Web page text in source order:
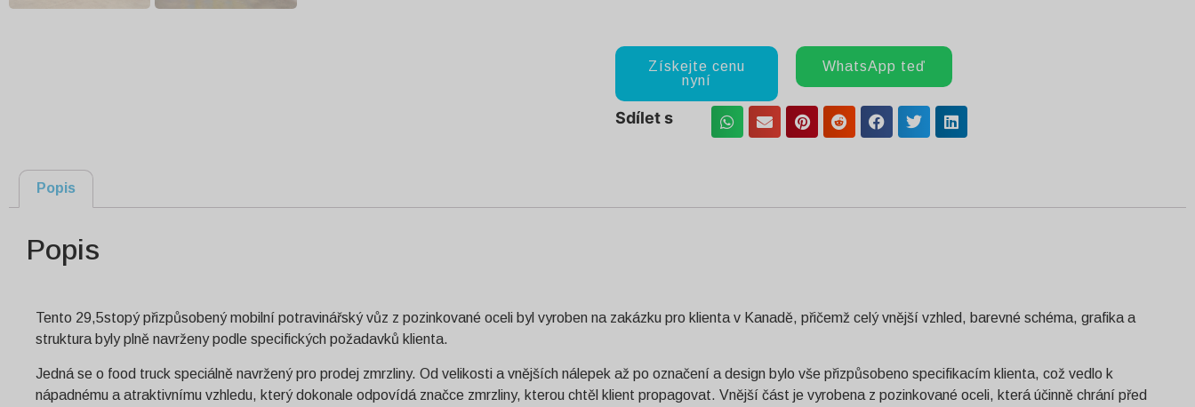
Získejte cenu
nyní
WhatsApp teď
Sdílet s
Popis
Popis
Tento 29,5stopý přizpůsobený mobilní potravinářský vůz z pozinkované oceli byl vyroben na zakázku pro klienta v Kanadě, přičemž celý vnější vzhled, barevné schéma, grafika a
struktura byly plně navrženy podle specifických požadavků klienta.
Jedná se o food truck speciálně navržený pro prodej zmrzliny. Od velikosti a vnějších nálepek až po označení a design bylo vše přizpůsobeno specifikacím klienta, což vedlo k
nápadnému a atraktivnímu vzhledu, který dokonale odpovídá značce zmrzliny, kterou chtěl klient propagovat. Vnější část je vyrobena z pozinkované oceli, která účinně chrání před